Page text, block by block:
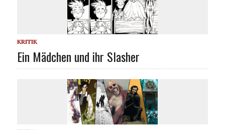
KRITIK
Ein Mädchen und ihr Slasher